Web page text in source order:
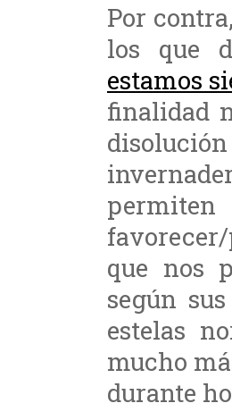
Por
los que
estamos
finalidad
que nos
según
estelas
mucho
durante